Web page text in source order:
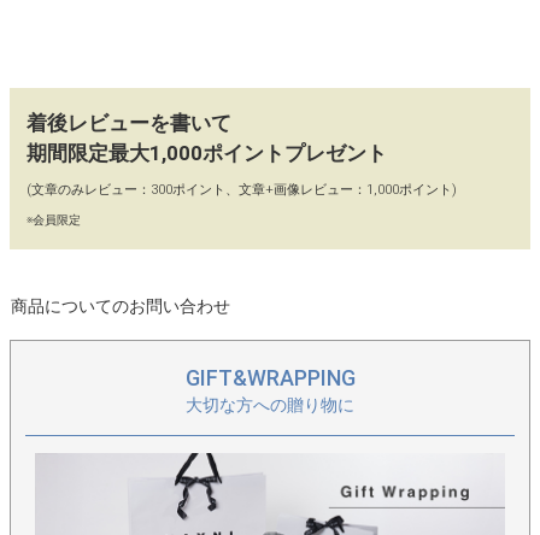
【上質なマット感のある本革】
シンプルなデザインを引き立てるヘイニ自慢のマットな質感の本
革。その端正さで上品な印象がより引き立ちます。
バッグと同じ本革で作ったカードケースが付属。お揃いのカラー
で統一感が出るので、小物にも気を配りたい方にピッタリ。外側
のポケットに入るので、サッと取り出すことができます。
【meme.さんが細部にまで目を光らせたこだわり】
バッグを腕にかける際、持ち手と持ち手の間に腕が挟まれないよ
う留め具のストラップをつけて隙間を埋め、改善しました。その
他、チャックに付いているボタンの位置、ロゴの大きさや位置な
着後レビューを書いて
期間限定最大1,000ポイントプレゼント
(文章のみレビュー：300ポイント、文章+画像レビュー：1,000ポイント)
※会員限定
商品についてのお問い合わせ
GIFT&WRAPPING
大切な方への贈り物に